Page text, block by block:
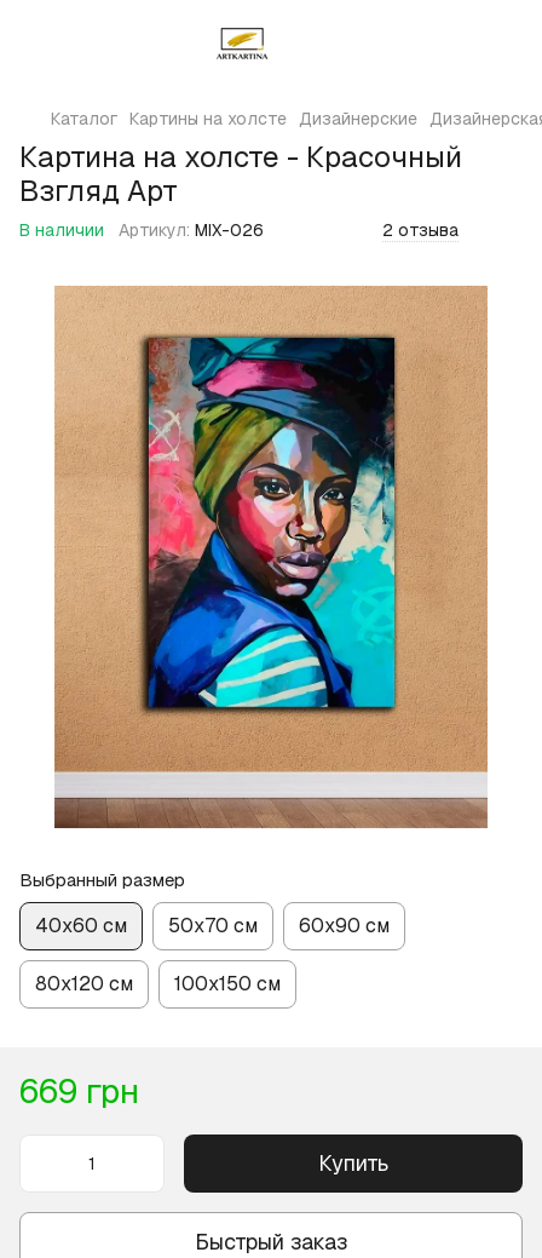
Каталог Картины на холсте Дизайнерские
Картина на холсте - Красочный
Взгляд Арт
В наличии Артикул: MIX-026 2 отзыва
Выбранный размер
40х60 см 50х70 см 60х90 см
80х120 см 100х150 см
669 грн
Купить
Быстрый заказ